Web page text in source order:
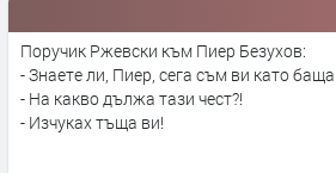
Поручик Ржевски към Пиер Безухов:
- Знаете ли, Пиер, сега съм ви като баща...
- На какво дължа тази чест?!
- Изчуках тъща ви!